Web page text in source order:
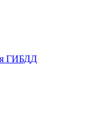
ГИБДД